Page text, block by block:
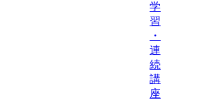
学
習
・
連
続
講
座